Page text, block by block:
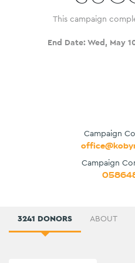
This campaign
End Date: Wed, May
Campaign
Campaign
3241 DONORS ABOUT